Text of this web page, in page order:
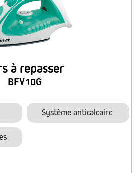
à repasser
BFV10G
Système anticalcaire